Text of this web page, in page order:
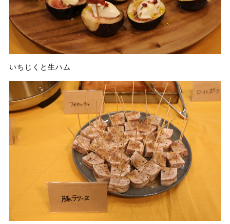
いちじくと生ハム